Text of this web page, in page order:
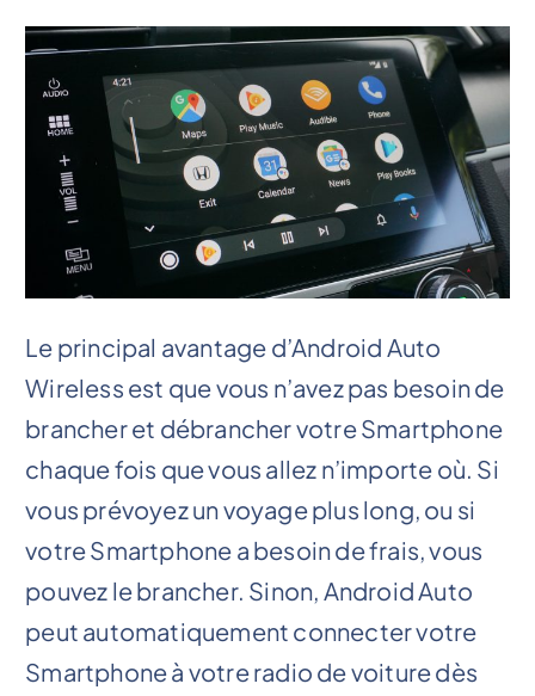
Le principal avantage d’Android Auto
Wireless est que vous n’avez pas besoin de
brancher et débrancher votre Smartphone
chaque fois que vous allez n’importe où. Si
vous prévoyez un voyage plus long, ou si
votre Smartphone a besoin de frais, vous
pouvez le brancher. Sinon, Android Auto
peut automatiquement connecter votre
Smartphone à votre radio de voiture dès